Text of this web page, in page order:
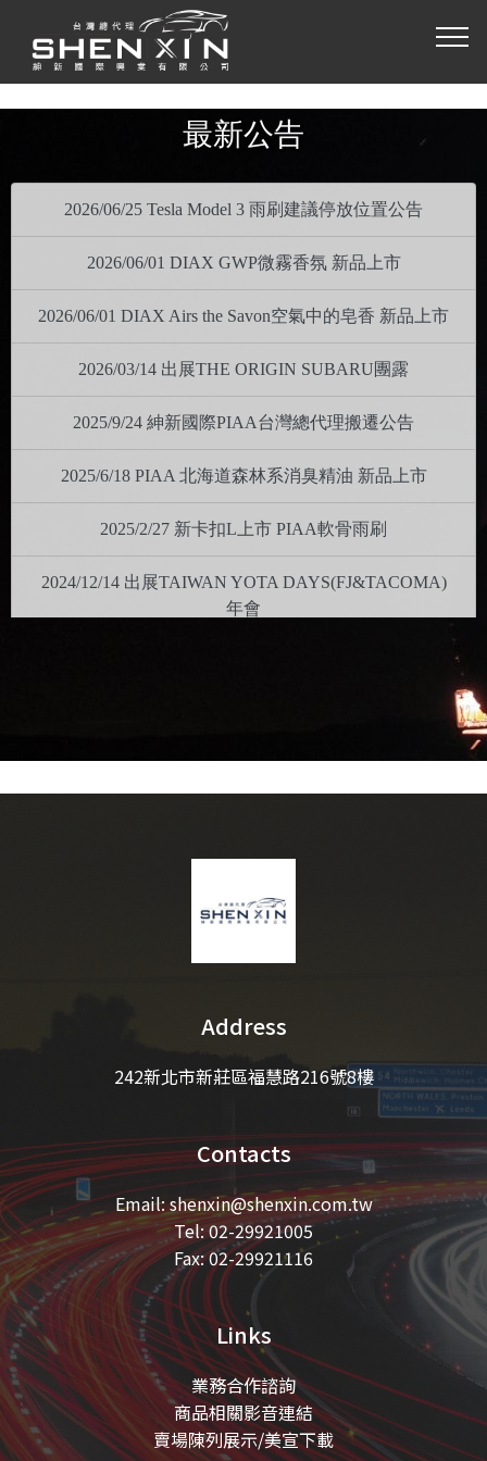
最新公告
2026/06/25 Tesla Model 3 雨刷建議停放位置公告
2026/06/01 DIAX GWP微霧香氛 新品上市
2026/06/01 DIAX Airs the Savon空氣中的皂香 新品上市
2026/03/14 出展THE ORIGIN SUBARU團露
2025/9/24 紳新國際PIAA台灣總代理搬遷公告
2025/6/18 PIAA 北海道森林系消臭精油 新品上市
2025/2/27 新卡扣L上市 PIAA軟骨雨刷
2024/12/14 出展TAIWAN YOTA DAYS(FJ&TACOMA)
年會
2023/06/01 PIAA LPW530 LED 輔助燈新品上市
2022/12/16 PIAA V-RF LED 輔助燈新品上市
2022/12/16 PIAA QUAD EDGE YELLOW LED 輔助燈
2022/12/16 賓士車新雨刷臂不適用PIAA雨刷公告
2022/12/16 奧迪A3 / BENZ-W206 / BMW 218i 新雨刷臂
公告
2022/08/18 CRAFT森林小妖精香水新品上市
2022/07/01 RETUNA香水新品上市
2022/05/05 PIAA軟骨後雨刷安裝接學
Address
242新北市新莊區福慧路216號8樓
Contacts
Email:shenxin@shenxin.com.tw
Tel: 02-29921005
Fax: 02-29921116
Links
業務合作諮詢
商品相關影音連結
賣場陳列展示/美宣下載